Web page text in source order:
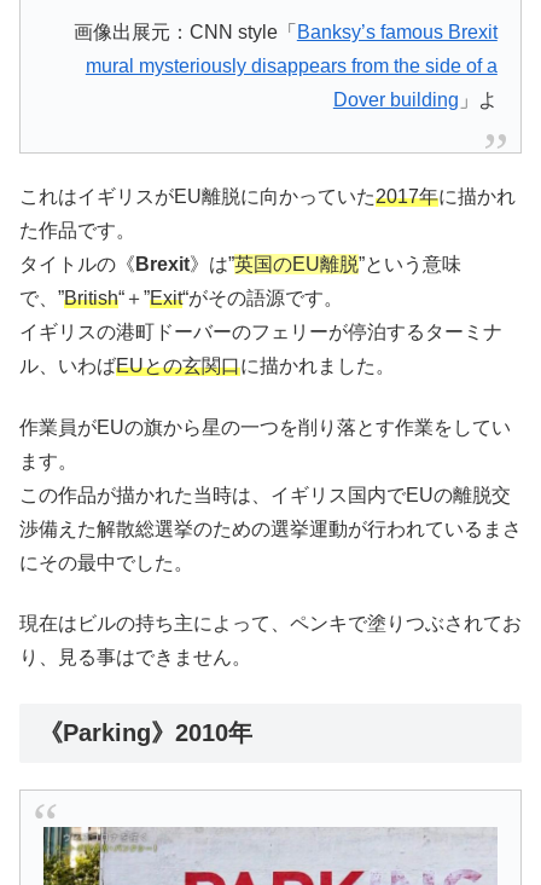
画像出展元：CNN style「 Banksy’s famous Brexit
mural mysteriously disappears from the side of a
Dover building 」よ
これはイギリスがEU離脱に向かっていた2017年に描かれ
た作品です。
タイトルの《 Brexit》は”英国のEU離脱”という意味
で、”British“＋”Exit“がその語源です。
イギリスの港町ドーバーのフェリーが停泊するターミナ
ル、いわばEUとの玄関口に描かれました。
作業員がEUの旗から星の一つを削り落とす作業をしてい
ます。
この作品が描かれた当時は、イギリス国内でEUの離脱交
渉備えた解散総選挙のための選挙運動が行われているまさ
にその最中でした。
現在はビルの持ち主によって、ペンキで塗りつぶされてお
り、見る事はできません。
《Parking》2010年